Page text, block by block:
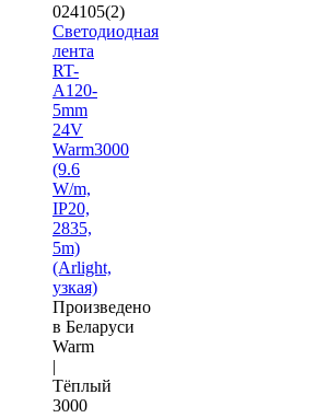
024105(2)
Светодиодная
лента
RT-
A120-
5mm
24V
Warm3000
(9.6
W/m,
IP20,
2835,
5m)
(Arlight,
узкая)
Произведено
в Беларуси
Warm
|
Тёплый
3000